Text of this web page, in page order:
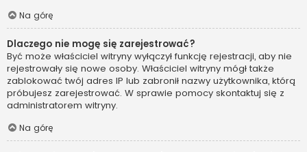
Na górę
Dlaczego nie mogę się zarejestrować?
Być może właściciel witryny wyłączył funkcję rejestracji, aby nie
rejestrowały się nowe osoby. Właściciel witryny mógł także
zablokować twój adres IP lub zabronił nazwy użytkownika, którą
próbujesz zarejestrować. W sprawie pomocy skontaktuj się z
administratorem witryny.
Na górę